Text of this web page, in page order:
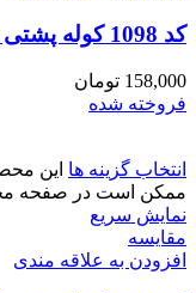
کد 1098 کوله پشتی دخترانه طرح سنتی
158,000 تومان
فروخته شده
انتخاب گزینه ها این
ممکن است در صفحه
نمایش سریع
مقايسه
افزودن به علاقه مندی